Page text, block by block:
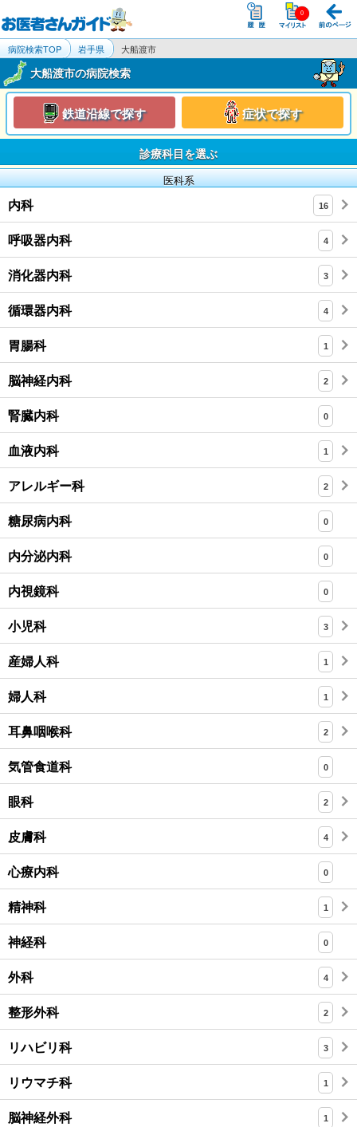
病院検索TOP 岩手県 大船渡市
大船渡市の病院検索
鉄道沿線で探す 症状で探す
診療科目を選ぶ
医科系
内科 16
呼吸器内科 4
消化器内科 3
循環器内科 4
胃腸科 1
脳神経内科 2
腎臓内科 0
血液内科 1
アレルギー科 2
糖尿病内科 0
内分泌内科 0
内視鏡科 0
小児科 3
産婦人科 1
婦人科 1
耳鼻咽喉科 2
気管食道科 0
眼科 2
皮膚科 4
心療内科 0
精神科 1
神経科 0
外科 4
整形外科 2
リハビリ科 3
リウマチ科 1
脳神経外科 1